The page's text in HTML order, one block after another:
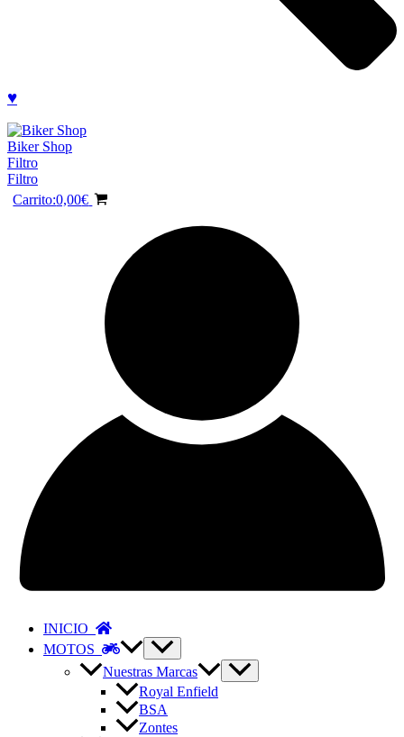
♥
Biker Shop
Filtro
Filtro
Carrito:0,00€
INICIO
MOTOS
Nuestras Marcas
Royal Enfield
BSA
Zontes